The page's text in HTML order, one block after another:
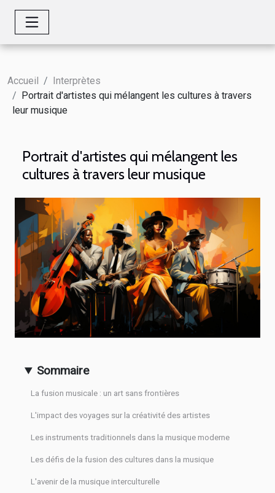
Accueil
Interprètes
Portrait d'artistes qui mélangent les cultures à travers
leur musique
Portrait d'artistes qui mélangent les
cultures à travers leur musique
Sommaire
La fusion musicale : un art sans frontières
L'impact des voyages sur la créativité des artistes
Les instruments traditionnels dans la musique moderne
Les défis de la fusion des cultures dans la musique
L'avenir de la musique interculturelle